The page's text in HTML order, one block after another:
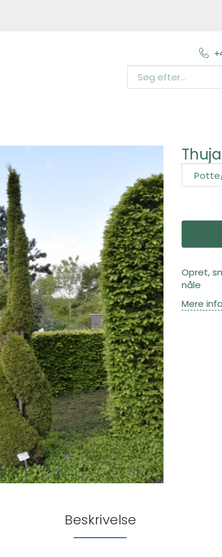
Opret,
nåle
Mere
Beskrivelse